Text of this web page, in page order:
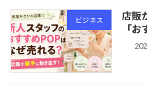
ビジネス
店販
「